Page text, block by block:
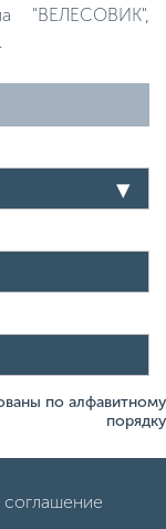
"ВЕЛЕСОВИК",
по алфавитному
порядку
соглашение